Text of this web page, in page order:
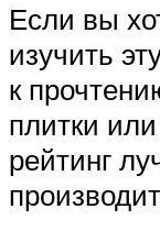
Если вы
изучить
к
плитки
рейтинг